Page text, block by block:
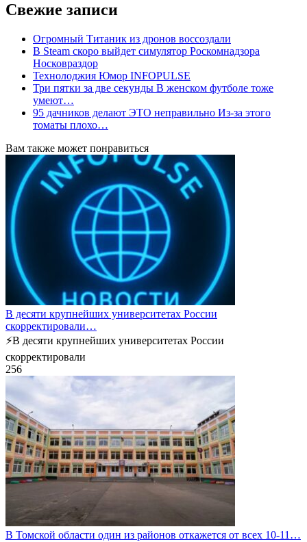
Свежие записи
Огромный Титаник из дронов воссоздали
В Steam скоро выйдет симулятор Роскомнадзора
Носковраздор
Технолоджия Юмор INFOPULSE
Три пятки за две секунды В женском футболе тоже
умеют…
95 дачников делают ЭТО неправильно Из-за этого
томаты плохо…
Вам также может понравиться
В десяти крупнейших университетах России
скорректировали…
⚡️В десяти крупнейших университетах России
скорректировали
256
В Томской области один из районов откажется от всех 10-11…